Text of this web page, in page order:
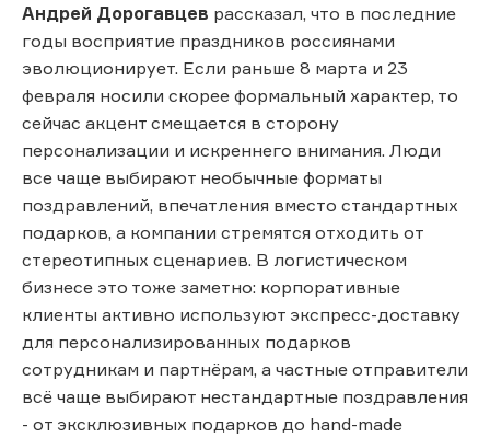
Андрей Дорогавцев рассказал, что в последние
годы восприятие праздников россиянами
эволюционирует. Если раньше 8 марта и 23
февраля носили скорее формальный характер, то
сейчас акцент смещается в сторону
персонализации и искреннего внимания. Люди
все чаще выбирают необычные форматы
поздравлений, впечатления вместо стандартных
подарков, а компании стремятся отходить от
стереотипных сценариев. В логистическом
бизнесе это тоже заметно: корпоративные
клиенты активно используют экспресс-доставку
для персонализированных подарков
сотрудникам и партнёрам, а частные отправители
всё чаще выбирают нестандартные поздравления
- от эксклюзивных подарков до hand-made